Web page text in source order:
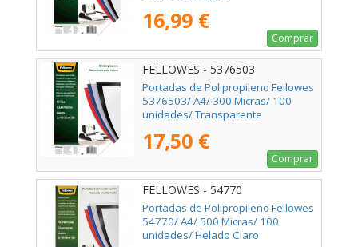
16,99 €
Comprar
FELLOWES - 5376503
Portadas de Polipropileno Fellowes
5376503/ A4/ 300 Micras/ 100
unidades/ Transparente
17,50 €
Comprar
FELLOWES - 54770
Portadas de Polipropileno Fellowes
54770/ A4/ 500 Micras/ 100
unidades/ Helado Claro